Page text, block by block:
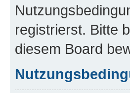
registrierst. Bitte
diesem Board